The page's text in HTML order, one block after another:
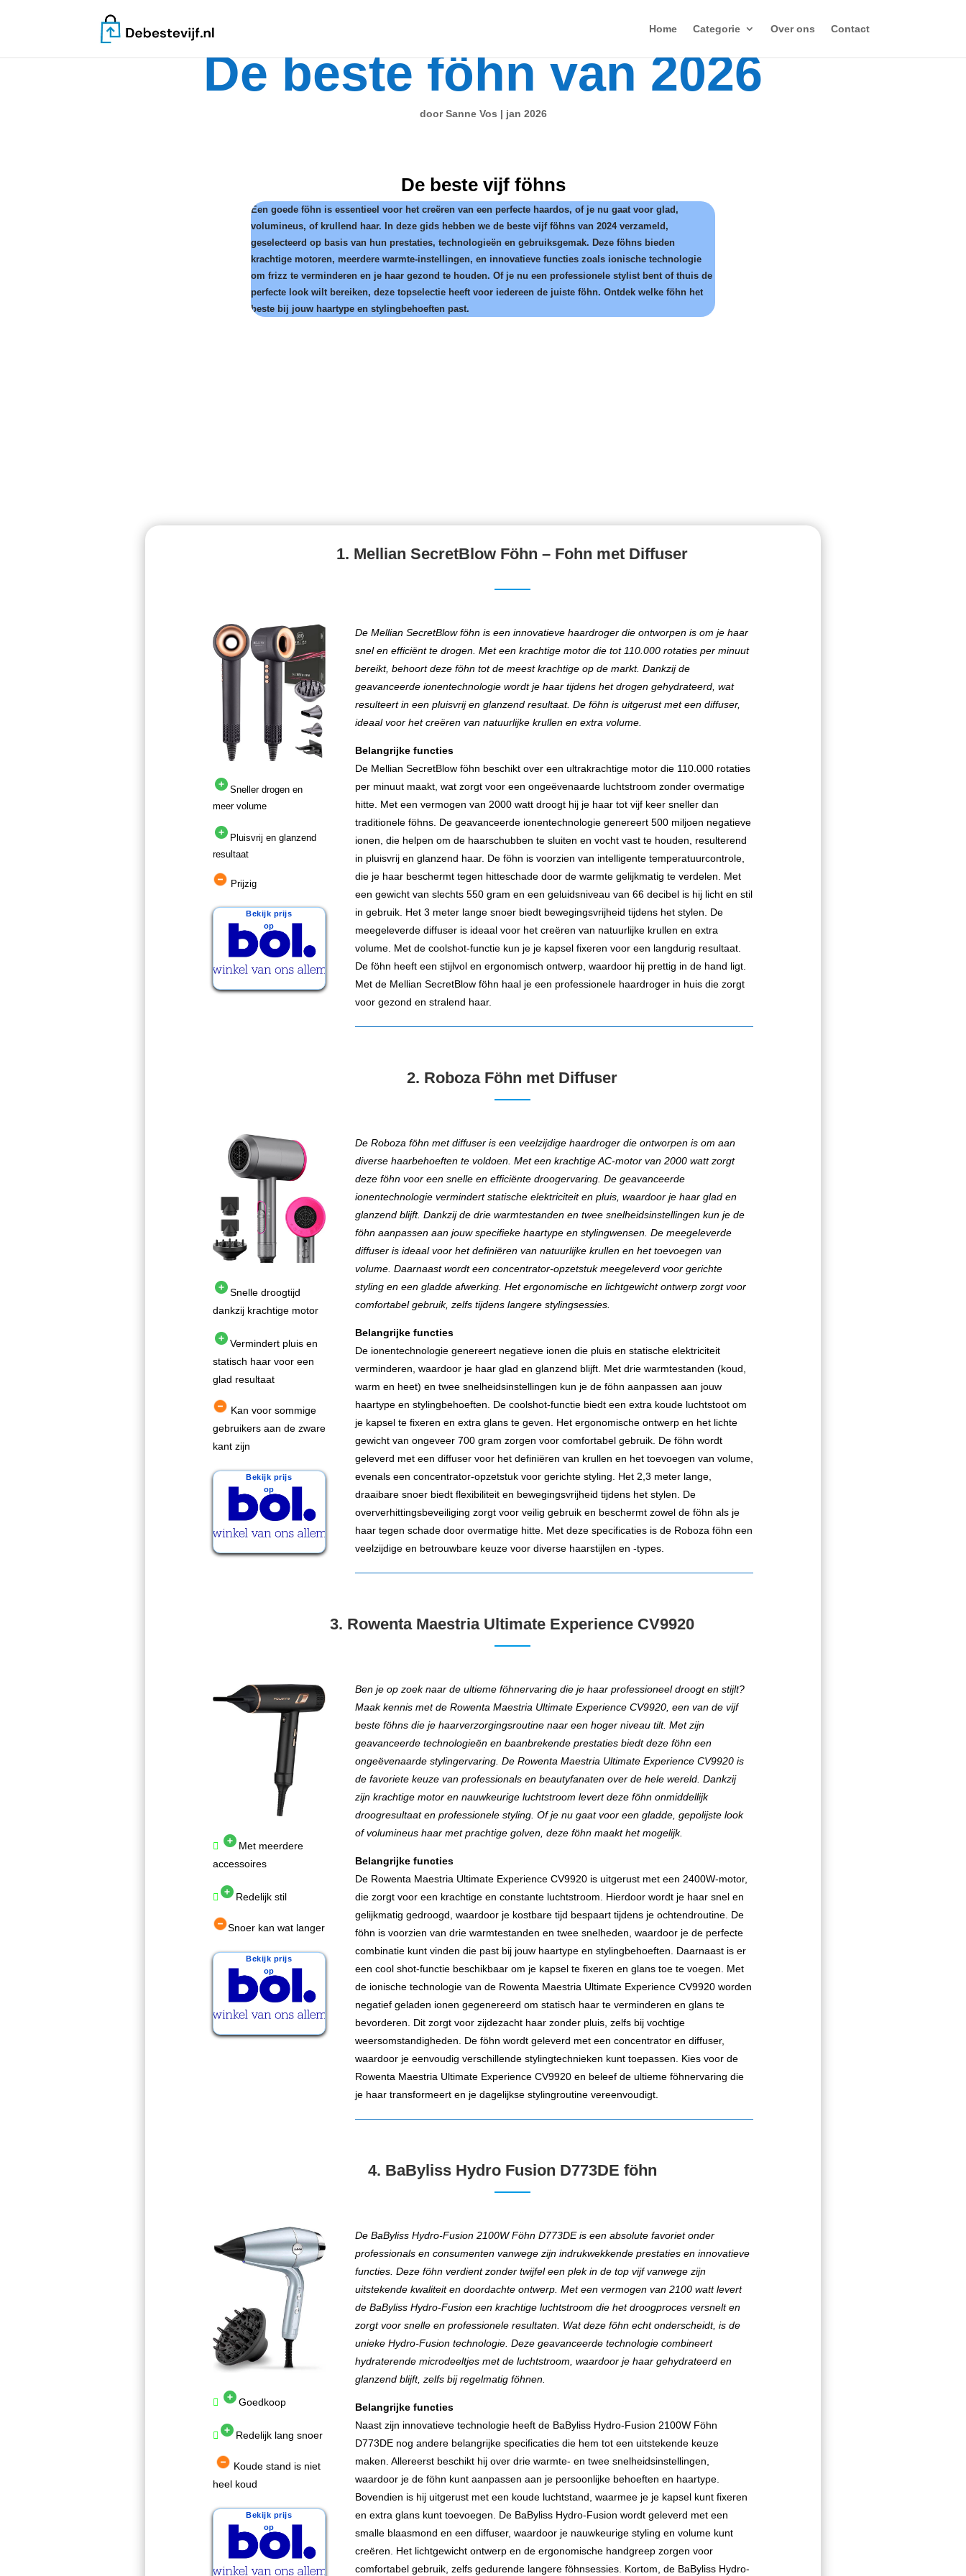
Home Categorie Over ons Contact
De beste föhn van 2026
doorSanne Vos | jan 2026
De beste vijf föhns
Een goede föhn is essentieel voor het creëren van een perfecte haardos, of je nu gaat voor glad,
volumineus, of krullend haar. In deze gids hebben we de beste vijf föhns van 2024 verzameld,
geselecteerd op basis van hun prestaties, technologieën en gebruiksgemak. Deze föhns bieden
krachtige motoren, meerdere warmte-instellingen, en innovatieve functies zoals ionische technologie
om frizz te verminderen en je haar gezond te houden. Of je nu een professionele stylist bent of thuis de
perfecte look wilt bereiken, deze topselectie heeft voor iedereen de juiste föhn. Ontdek welke föhn het
beste bij jouw haartype en stylingbehoeften past.
1. Mellian SecretBlow Föhn – Fohn met Diffuser
Sneller drogen en
meer volume
Pluisvrij en glanzend
resultaat
Prijzig
Bekijk prijs
op
De Mellian SecretBlow föhn is een innovatieve haardroger die ontworpen is om je haar
snel en efficiënt te drogen. Met een krachtige motor die tot 110.000 rotaties per minuut
bereikt, behoort deze föhn tot de meest krachtige op de markt. Dankzij de
geavanceerde ionentechnologie wordt je haar tijdens het drogen gehydrateerd, wat
resulteert in een pluisvrij en glanzend resultaat. De föhn is uitgerust met een diffuser,
ideaal voor het creëren van natuurlijke krullen en extra volume.
Belangrijke functies
De Mellian SecretBlow föhn beschikt over een ultrakrachtige motor die 110.000 rotaties
per minuut maakt, wat zorgt voor een ongeëvenaarde luchtstroom zonder overmatige
hitte. Met een vermogen van 2000 watt droogt hij je haar tot vijf keer sneller dan
traditionele föhns. De geavanceerde ionentechnologie genereert 500 miljoen negatieve
ionen, die helpen om de haarschubben te sluiten en vocht vast te houden, resulterend
in pluisvrij en glanzend haar. De föhn is voorzien van intelligente temperatuurcontrole,
die je haar beschermt tegen hitteschade door de warmte gelijkmatig te verdelen. Met
een gewicht van slechts 550 gram en een geluidsniveau van 66 decibel is hij licht en stil
in gebruik. Het 3 meter lange snoer biedt bewegingsvrijheid tijdens het stylen. De
meegeleverde diffuser is ideaal voor het creëren van natuurlijke krullen en extra
volume. Met de coolshot-functie kun je je kapsel fixeren voor een langdurig resultaat.
De föhn heeft een stijlvol en ergonomisch ontwerp, waardoor hij prettig in de hand ligt.
Met de Mellian SecretBlow föhn haal je een professionele haardroger in huis die zorgt
voor gezond en stralend haar.
2. Roboza Föhn met Diffuser
Snelle droogtijd
dankzij krachtige motor
Vermindert pluis en
statisch haar voor een
glad resultaat
Kan voor sommige
gebruikers aan de zware
kant zijn
Bekijk prijs
op
De Roboza föhn met diffuser is een veelzijdige haardroger die ontworpen is om aan
diverse haarbehoeften te voldoen. Met een krachtige AC-motor van 2000 watt zorgt
deze föhn voor een snelle en efficiënte droogervaring. De geavanceerde
ionentechnologie vermindert statische elektriciteit en pluis, waardoor je haar glad en
glanzend blijft. Dankzij de drie warmtestanden en twee snelheidsinstellingen kun je de
föhn aanpassen aan jouw specifieke haartype en stylingwensen. De meegeleverde
diffuser is ideaal voor het definiëren van natuurlijke krullen en het toevoegen van
volume. Daarnaast wordt een concentrator-opzetstuk meegeleverd voor gerichte
styling en een gladde afwerking. Het ergonomische en lichtgewicht ontwerp zorgt voor
comfortabel gebruik, zelfs tijdens langere stylingsessies.
Belangrijke functies
De ionentechnologie genereert negatieve ionen die pluis en statische elektriciteit
verminderen, waardoor je haar glad en glanzend blijft. Met drie warmtestanden (koud,
warm en heet) en twee snelheidsinstellingen kun je de föhn aanpassen aan jouw
haartype en stylingbehoeften. De coolshot-functie biedt een extra koude luchtstoot om
je kapsel te fixeren en extra glans te geven. Het ergonomische ontwerp en het lichte
gewicht van ongeveer 700 gram zorgen voor comfortabel gebruik. De föhn wordt
geleverd met een diffuser voor het definiëren van krullen en het toevoegen van volume,
evenals een concentrator-opzetstuk voor gerichte styling. Het 2,3 meter lange,
draaibare snoer biedt flexibiliteit en bewegingsvrijheid tijdens het stylen. De
oververhittingsbeveiliging zorgt voor veilig gebruik en beschermt zowel de föhn als je
haar tegen schade door overmatige hitte. Met deze specificaties is de Roboza föhn een
veelzijdige en betrouwbare keuze voor diverse haarstijlen en -types.
3. Rowenta Maestria Ultimate Experience CV9920
Met meerdere
accessoires
Redelijk stil
Snoer kan wat langer
Bekijk prijs
op
Ben je op zoek naar de ultieme föhnervaring die je haar professioneel droogt en stijlt?
Maak kennis met de Rowenta Maestria Ultimate Experience CV9920, een van de vijf
beste föhns die je haarverzorgingsroutine naar een hoger niveau tilt. Met zijn
geavanceerde technologieën en baanbrekende prestaties biedt deze föhn een
ongeëvenaarde stylingervaring. De Rowenta Maestria Ultimate Experience CV9920 is
de favoriete keuze van professionals en beautyfanaten over de hele wereld. Dankzij
zijn krachtige motor en nauwkeurige luchtstroom levert deze föhn onmiddellijk
droogresultaat en professionele styling. Of je nu gaat voor een gladde, gepolijste look
of volumineus haar met prachtige golven, deze föhn maakt het mogelijk.
Belangrijke functies
De Rowenta Maestria Ultimate Experience CV9920 is uitgerust met een 2400W-motor,
die zorgt voor een krachtige en constante luchtstroom. Hierdoor wordt je haar snel en
gelijkmatig gedroogd, waardoor je kostbare tijd bespaart tijdens je ochtendroutine. De
föhn is voorzien van drie warmtestanden en twee snelheden, waardoor je de perfecte
combinatie kunt vinden die past bij jouw haartype en stylingbehoeften. Daarnaast is er
een cool shot-functie beschikbaar om je kapsel te fixeren en glans toe te voegen. Met
de ionische technologie van de Rowenta Maestria Ultimate Experience CV9920 worden
negatief geladen ionen gegenereerd om statisch haar te verminderen en glans te
bevorderen. Dit zorgt voor zijdezacht haar zonder pluis, zelfs bij vochtige
weersomstandigheden. De föhn wordt geleverd met een concentrator en diffuser,
waardoor je eenvoudig verschillende stylingtechnieken kunt toepassen. Kies voor de
Rowenta Maestria Ultimate Experience CV9920 en beleef de ultieme föhnervaring die
je haar transformeert en je dagelijkse stylingroutine vereenvoudigt.
4. BaByliss Hydro Fusion D773DE föhn
Goedkoop
Redelijk lang snoer
Koude stand is niet
heel koud
Bekijk prijs
op
De BaByliss Hydro-Fusion 2100W Föhn D773DE is een absolute favoriet onder
professionals en consumenten vanwege zijn indrukwekkende prestaties en innovatieve
functies. Deze föhn verdient zonder twijfel een plek in de top vijf vanwege zijn
uitstekende kwaliteit en doordachte ontwerp. Met een vermogen van 2100 watt levert
de BaByliss Hydro-Fusion een krachtige luchtstroom die het droogproces versnelt en
zorgt voor snelle en professionele resultaten. Wat deze föhn echt onderscheidt, is de
unieke Hydro-Fusion technologie. Deze geavanceerde technologie combineert
hydraterende microdeeltjes met de luchtstroom, waardoor je haar gehydrateerd en
glanzend blijft, zelfs bij regelmatig föhnen.
Belangrijke functies
Naast zijn innovatieve technologie heeft de BaByliss Hydro-Fusion 2100W Föhn
D773DE nog andere belangrijke specificaties die hem tot een uitstekende keuze
maken. Allereerst beschikt hij over drie warmte- en twee snelheidsinstellingen,
waardoor je de föhn kunt aanpassen aan je persoonlijke behoeften en haartype.
Bovendien is hij uitgerust met een koude luchtstand, waarmee je je kapsel kunt fixeren
en extra glans kunt toevoegen. De BaByliss Hydro-Fusion wordt geleverd met een
smalle blaasmond en een diffuser, waardoor je nauwkeurige styling en volume kunt
creëren. Het lichtgewicht ontwerp en de ergonomische handgreep zorgen voor
comfortabel gebruik, zelfs gedurende langere föhnsessies. Kortom, de BaByliss Hydro-